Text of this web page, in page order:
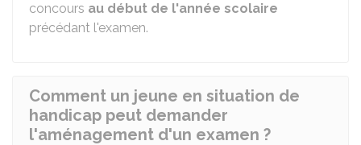
concours au début de l'année scolaire
précédant l'examen.
Comment un jeune en situation de
handicap peut demander
l'aménagement d'un examen ?